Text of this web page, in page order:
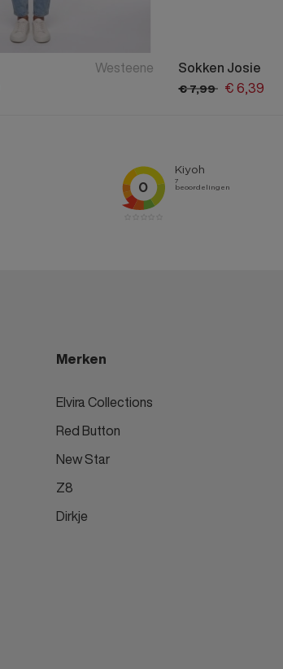
Westeene Sokken Josie
€7,99 €6,39
Merken
Elvira Collections
Red Button
New Star
Z8
Dirkje